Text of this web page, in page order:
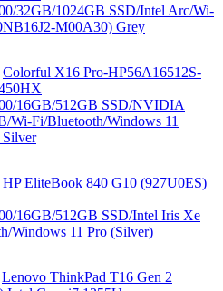
32GB/1024GB SSD/Intel Arc/Wi-
M00A30) Grey
Colorful X16 Pro-HP56A16512S-
16GB/512GB SSD/NVIDIA
Wi-Fi/Bluetooth/Windows 11
HP EliteBook 840 G10 (927U0ES)
16GB/512GB SSD/Intel Iris Xe
Windows 11 Pro (Silver)
Lenovo ThinkPad T16 Gen 2